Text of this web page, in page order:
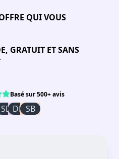
QUI VOUS
GRATUIT ET SANS
Basé sur 500+ avis
SD DR SB